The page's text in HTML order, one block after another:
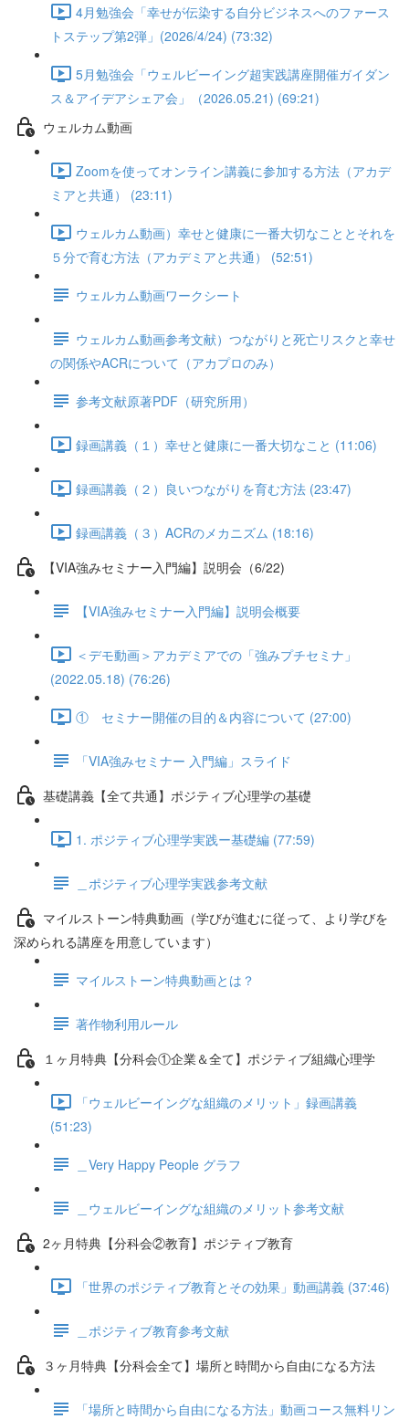
4月勉強会「幸せが伝染する自分ビジネスへのファース
トステップ第2弾」(2026/4/24) (73:32)
5月勉強会「ウェルビーイング超実践講座開催ガイダン
ス＆アイデアシェア会」（2026.05.21) (69:21)
ウェルカム動画
Zoomを使ってオンライン講義に参加する方法（アカデ
ミアと共通） (23:11)
ウェルカム動画）幸せと健康に一番大切なこととそれを
５分で育む方法（アカデミアと共通） (52:51)
ウェルカム動画ワークシート
ウェルカム動画参考文献）つながりと死亡リスクと幸せ
の関係やACRについて（アカプロのみ）
参考文献原著PDF（研究所用）
録画講義（１）幸せと健康に一番大切なこと (11:06)
録画講義（２）良いつながりを育む方法 (23:47)
録画講義（３）ACRのメカニズム (18:16)
【VIA強みセミナー入門編】説明会（6/22)
【VIA強みセミナー入門編】説明会概要
＜デモ動画＞アカデミアでの「強みプチセミナ」
(2022.05.18) (76:26)
① セミナー開催の目的＆内容について (27:00)
「VIA強みセミナー 入門編」スライド
基礎講義【全て共通】ポジティブ心理学の基礎
1. ポジティブ心理学実践ー基礎編 (77:59)
＿ポジティブ心理学実践参考文献
マイルストーン特典動画（学びが進むに従って、より学びを
深められる講座を用意しています）
マイルストーン特典動画とは？
著作物利用ルール
１ヶ月特典【分科会①企業＆全て】ポジティブ組織心理学
「ウェルビーイングな組織のメリット」録画講義
(51:23)
＿Very Happy People グラフ
＿ウェルビーイングな組織のメリット参考文献
2ヶ月特典【分科会②教育】ポジティブ教育
「世界のポジティブ教育とその効果」動画講義 (37:46)
＿ポジティブ教育参考文献
３ヶ月特典【分科会全て】場所と時間から自由になる方法
「場所と時間から自由になる方法」動画コース無料リン